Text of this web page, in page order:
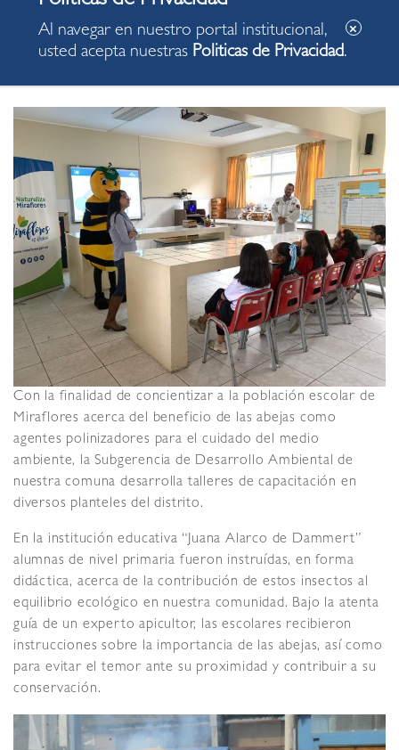
medio ambiente
Con la finalidad de concientizar a la población escolar de
Miraflores acerca del beneficio de las abejas como
agentes polinizadores para el cuidado del medio
ambiente, la Subgerencia de Desarrollo Ambiental de
nuestra comuna desarrolla talleres de capacitación en
diversos planteles del distrito.
En la institución educativa “Juana Alarco de Dammert”
alumnas de nivel primaria fueron instruídas, en forma
didáctica, acerca de la contribución de estos insectos al
equilibrio ecológico en nuestra comunidad. Bajo la atenta
guía de un experto apicultor, las escolares recibieron
instrucciones sobre la importancia de las abejas, así como
para evitar el temor ante su proximidad y contribuir a su
conservación.
Al navegar en nuestro portal institucional,
usted acepta nuestras Politicas de Privacidad.